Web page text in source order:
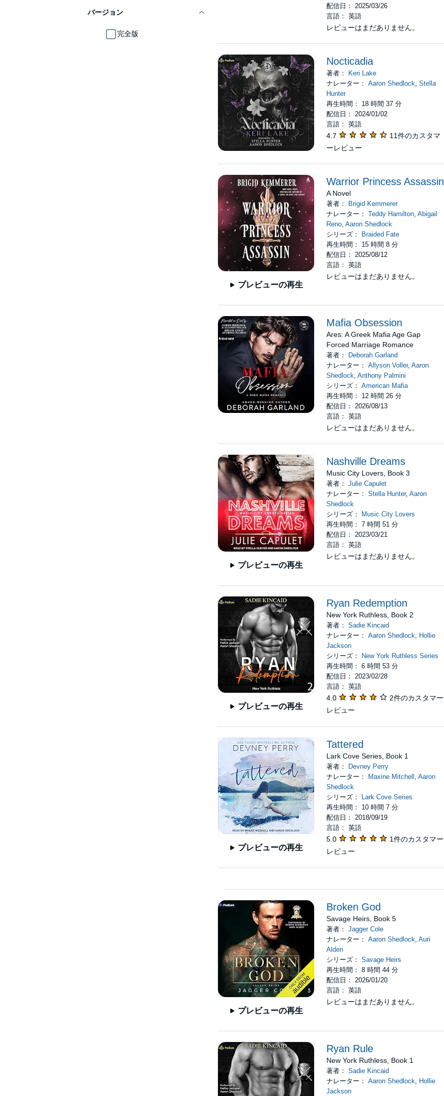
バージョン
完全版
配信日： 2025/03/26
言語： 英語
レビューはまだありません。
Nocticadia
著者：
Keri Lake
ナレーター：Aaron Shedlock,Stella
Hunter
再生時間： 18 時間 37 分
配信日： 2024/01/02
言語： 英語
4.7
11件のカスタマ
ーレビュー
プレビューの再生
Warrior Princess Assassin
A Novel
著者：
Brigid Kemmerer
ナレーター：Teddy Hamilton,Abigail
Reno,Aaron Shedlock
シリーズ：
Braided Fate
再生時間： 15 時間 8 分
配信日： 2025/08/12
言語： 英語
レビューはまだありません。
Mafia Obsession
Ares: A Greek Mafia Age Gap
Forced Marriage Romance
著者：
Deborah Garland
ナレーター：Allyson Voller,Aaron
Shedlock,Anthony Palmini
シリーズ：American Mafia
再生時間： 12 時間 26 分
配信日： 2026/08/13
言語： 英語
レビューはまだありません。
プレビューの再生
Nashville Dreams
Music City Lovers, Book 3
著者：Julie Capulet
ナレーター：Stella Hunter,Aaron
Shedlock
シリーズ：
Music City Lovers
再生時間： 7 時間 51 分
配信日： 2023/03/21
言語： 英語
レビューはまだありません。
プレビューの再生
Ryan Redemption
New York Ruthless, Book 2
著者：Sadie Kincaid
ナレーター：Aaron Shedlock
Hollie
Jackson
シリーズ： New York Ruthless Series
再生時間： 6 時間 53 分
配信日： 2023/02/28
言語： 英語
4.0
2件のカスタマー
レビュー
プレビューの再生
Tattered
Lark Cove Series, Book 1
著者：
Devney Perry
ナレーター：
Maxine Mitchell ,Aaron
Shedlock
シリーズ：
Lark Cove Series
再生時間： 10 時間 7 分
配信日： 2018/09/19
言語： 英語
5.0
1件のカスタマー
レビュー
プレビューの再生
Broken God
Savage Heirs, Book 5
著者：Jagger Cole
ナレーター：Aaron Shedlock,Auri
Alden
シリーズ：Savage Heirs
再生時間： 8 時間 44 分
配信日： 2026/01/20
言語： 英語
レビューはまだありません。
Ryan Rule
New York Ruthless, Book 1
著者：Sadie Kincaid
ナレーター：Aaron Shedlock
Hollie
Jackson